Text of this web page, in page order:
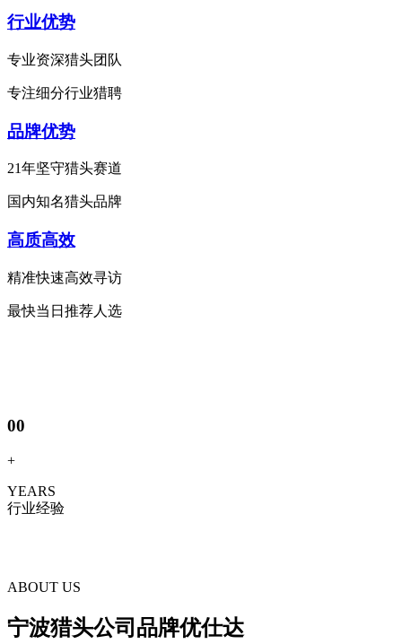
行业优势
专业资深猎头团队
专注细分行业猎聘
品牌优势
21年坚守猎头赛道
国内知名猎头品牌
高质高效
精准快速高效寻访
最快当日推荐人选
00
+
YEARS
行业经验
ABOUT US
宁波猎头公司品牌优仕达